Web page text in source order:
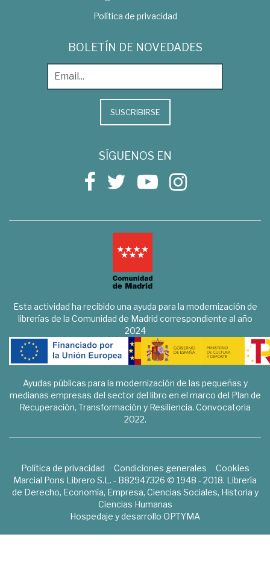
Política de privacidad
BOLETÍN DE NOVEDADES
SUSCRIBIRSE
SÍGUENOS EN
Esta actividad ha recibido una ayuda para la modernización de
librerías de la Comunidad de Madrid correspondiente al año
2024
Ayudas públicas para la modernización de las pequeñas y
medianas empresas del sector del libro en el marco del Plan de
Recuperación, Transformación y Resiliencia. Convocatoria
2022.
Política de privacidad Condiciones generales
Cookies
Marcial Pons Librero S.L. - B82947326 © 1948 - 2018. Librería
de Derecho, Economía, Empresa, Ciencias Sociales, Historia y
Ciencias Humanas
Hospedaje y desarrollo OPTYMA